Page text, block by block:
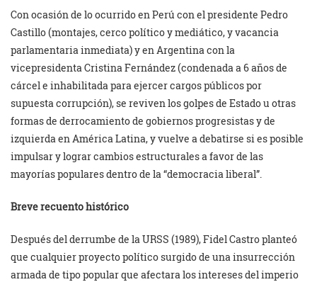
Con ocasión de lo ocurrido en Perú con el presidente Pedro
Castillo (montajes, cerco político y mediático, y vacancia
parlamentaria inmediata) y en Argentina con la
vicepresidenta Cristina Fernández (condenada a 6 años de
cárcel e inhabilitada para ejercer cargos públicos por
supuesta corrupción), se reviven los golpes de Estado u otras
formas de derrocamiento de gobiernos progresistas y de
izquierda en América Latina, y vuelve a debatirse si es posible
impulsar y lograr cambios estructurales a favor de las
mayorías populares dentro de la “democracia liberal”.
Breve recuento histórico
Después del derrumbe de la URSS (1989), Fidel Castro planteó
que cualquier proyecto político surgido de una insurrección
armada de tipo popular que afectara los intereses del imperio